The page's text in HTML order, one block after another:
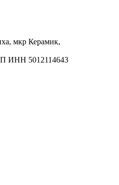
мкр Керамик,
5012114643